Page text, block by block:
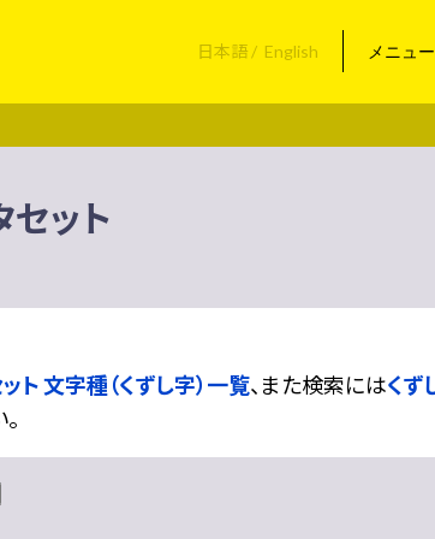
日本語 English メニュー
セット
ト 文字種（くずし字）一覧、また検索にはくず